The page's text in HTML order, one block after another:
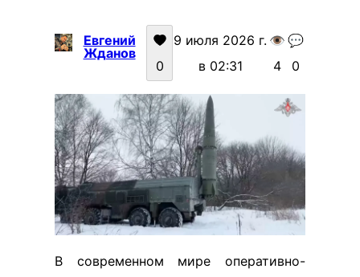
Евгений
Жданов
0
9 июля 2026 г.
в 02:31
👁️
4
💬
0
В современном мире оперативно-